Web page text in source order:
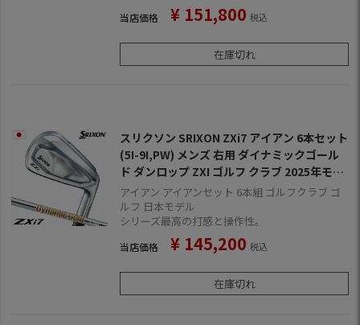
当店価格 ¥ 151,800 税込
在庫切れ
スリクソン SRIXON ZXi7 アイアン 6本セット
(5I-9I,PW) メンズ 右用 ダイナミックゴール
ド ダンロップ ZXI ゴルフ クラブ 2025年モデ
ル 日本正規品 2024年11月9日発売
アイアン アイアンセット 6本組 ゴルフクラブ ゴ
ルフ 日本モデル
シリーズ最高の打感と操作性。
当店価格 ¥ 145,200 税込
在庫切れ